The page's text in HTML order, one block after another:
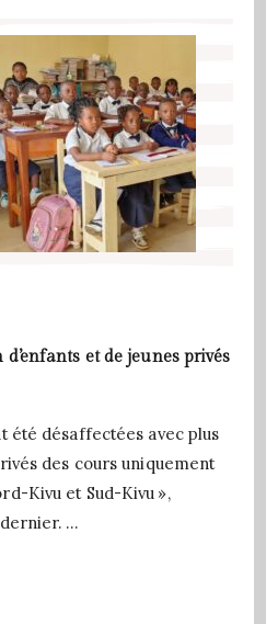
et de jeunes privés
été désaffectées avec plus
des cours uniquement
Kivu et Sud-Kivu »,
…